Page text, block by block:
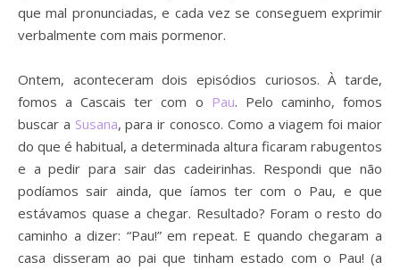
que mal pronunciadas, e cada vez se conseguem exprimir
verbalmente com mais pormenor.
Ontem, aconteceram dois episódios curiosos. À tarde,
fomos a Cascais ter com o Pau. Pelo caminho, fomos
buscar a Susana, para ir conosco. Como a viagem foi maior
do que é habitual, a determinada altura ficaram rabugentos
e a pedir para sair das cadeirinhas. Respondi que não
podíamos sair ainda, que íamos ter com o Pau, e que
estávamos quase a chegar. Resultado? Foram o resto do
caminho a dizer: “Pau!” em repeat. E quando chegaram a
casa disseram ao pai que tinham estado com o Pau! (a